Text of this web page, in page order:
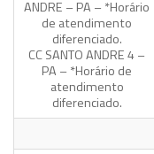
ANDRE – PA – *Horário
de atendimento
diferenciado.
CC SANTO ANDRE 4 –
PA – *Horário de
atendimento
diferenciado.